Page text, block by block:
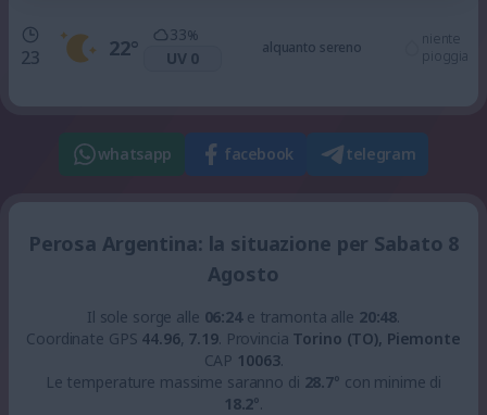
23 22°
33%
UV 0
alquanto sereno
niente
pioggia
whatsapp facebook telegram
Perosa Argentina: la situazione per Sabato 8
Agosto
Il sole sorge alle 06:24e tramonta alle 20:48.
Coordinate GPS 44.96, 7.19. Provincia Torino (TO), Piemonte
CAP 10063.
Le temperature massime saranno di 28.7° con minime di
18.2°.